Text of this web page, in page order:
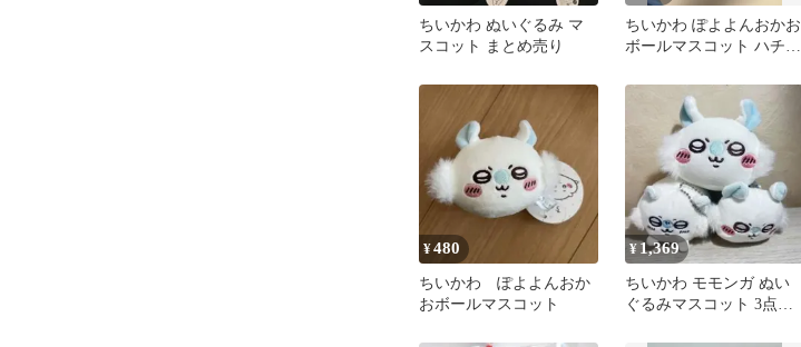
ちいかわ ぬいぐるみ マ
スコット まとめ売り
ちいかわ ぽよよんおかお
ボールマスコット ハチワ
¥480
ちいかわ ぽよよんおか
おボールマスコット
¥1,369
ちいかわ モモンガ ぬい
ぐるみマスコット 3点セ